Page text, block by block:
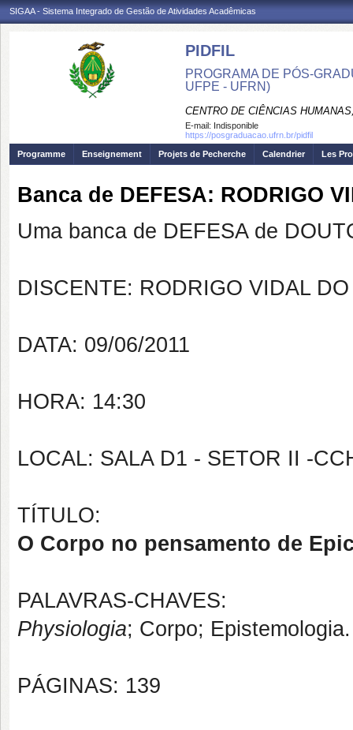
SIGAA - Sistema Integrado de Gestão de Atividades Acadêmicas
PIDFIL
PROGRAMA DE PÓS-
UFPE - UFRN)
CENTRO DE CIÊNCIAS
E-mail: Indisponible
https://posgraduacao.ufrn.br/pidfil
Programme
Enseignement Projets de Pecherche Calendrier Les
Banca de DEFESA: RODRIGO
Uma banca de DEFESA de
DISCENTE: RODRIGO VIDAL
DATA: 09/06/2011
HORA: 14:30
LOCAL: SALA D1 - SETOR II -
TÍTULO:
O Corpo no pensamento de
PALAVRAS-CHAVES:
Physiologia; Corpo; Epistemologia.
PÁGINAS: 139